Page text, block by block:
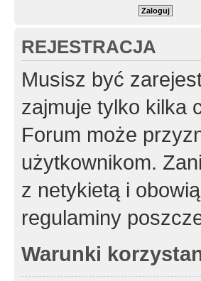
REJESTRACJA
Musisz być
zajmuje tylko kilka
Forum może
użytkownikom.
z netykietą i
regulaminy
Warunki